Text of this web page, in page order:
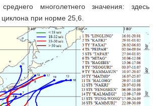
многолетнего значения: здесь
при норме 25,6.